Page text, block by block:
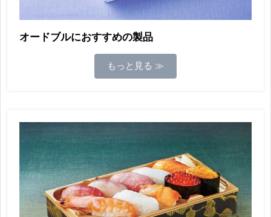
オードブルにおすすめの製品
もっと見る ≫